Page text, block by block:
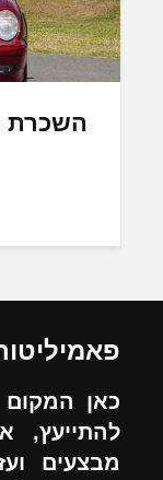
השכרת
כאן
להתייעץ,
מבצעים